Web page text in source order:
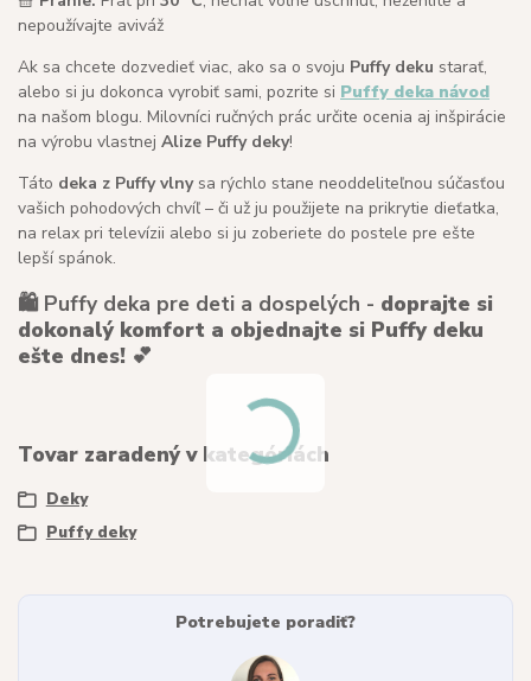
nepoužívajte aviváž
Ak sa chcete dozvedieť viac, ako sa o svoju Puffy deku starať,
alebo si ju dokonca vyrobiť sami, pozrite si Puffy deka návod
na našom blogu. Milovníci ručných prác určite ocenia aj inšpirácie
na výrobu vlastnej Alize Puffy deky!
Táto deka z Puffy vlnysa rýchlo stane neoddeliteľnou súčasťou
vašich pohodových chvíľ – či už ju použijete na prikrytie dieťatka,
na relax pri televízii alebo si ju zoberiete do postele pre ešte
lepší spánok.
🛍️ Puffy deka pre deti a dospelých - doprajte si
dokonalý komfort a objednajte si Puffy deku
ešte dnes! 💕
Tovar zaradený v kategóriách
Deky
Puffy deky
Potrebujete poradiť?